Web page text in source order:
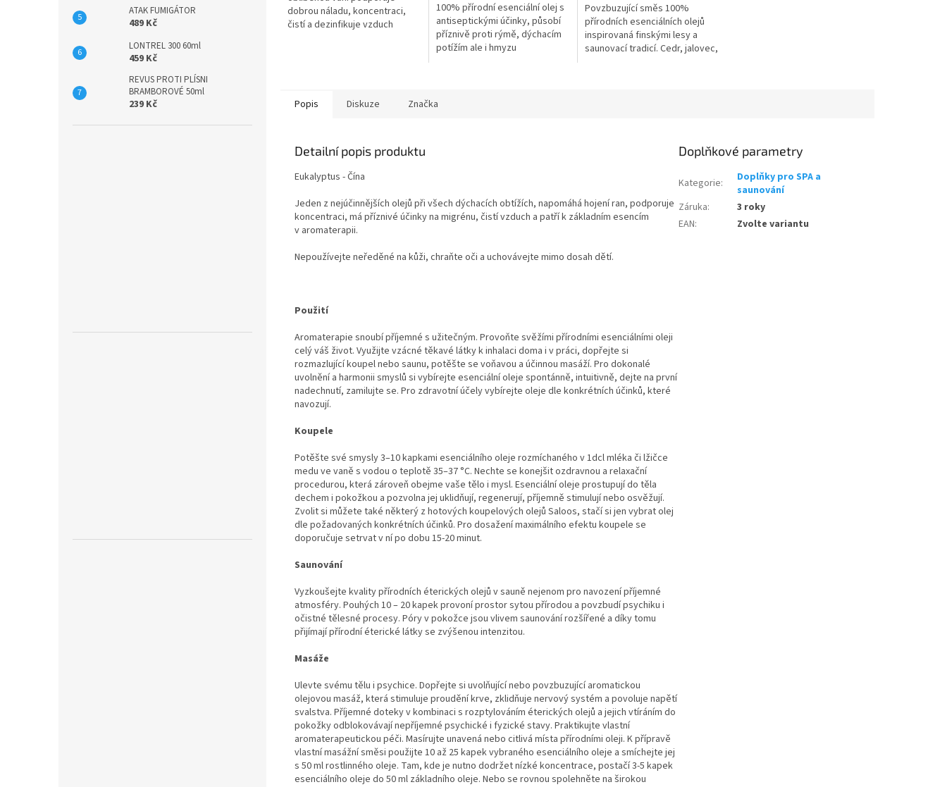
ATAK FUMIGÁTOR
489 Kč
LONTREL 300 60ml
459 Kč
REVUS PROTI PLÍSNI
BRAMBOROVÉ 50ml
239 Kč
dobrou náladu, koncentraci,
čistí a dezinfikuje vzduch
100% přírodní esenciální olej s
antiseptickými účinky, působí
příznivě proti rýmě, dýchacím
potížím ale i hmyzu
Povzbuzující směs 100%
přírodních esenciálních olejů
inspirovaná finskými lesy a
saunovací tradicí. Cedr, jalovec,
Popis Diskuze Značka
Detailní popis produktu
Eukalyptus - Čína
Jeden z nejúčinnějších olejů při všech dýchacích obtížích, napomáhá hojení ran, podporuje
koncentraci, má příznivé účinky na migrénu, čistí vzduch a patří k základním esencím
v aromaterapii.
Nepoužívejte neředěné na kůži, chraňte oči a uchovávejte mimo dosah dětí.
Použití
Aromaterapie snoubí příjemné s užitečným. Provoňte svěžími přírodními esenciálními oleji
celý váš život. Využijte vzácné těkavé látky k inhalaci doma i v práci, dopřejte si
rozmazlující koupel nebo saunu, potěšte se voňavou a účinnou masáží. Pro dokonalé
uvolnění a harmonii smyslů si vybírejte esenciální oleje spontánně, intuitivně, dejte na první
nadechnutí, zamilujte se. Pro zdravotní účely vybírejte oleje dle konkrétních účinků, které
navozují.
Koupele
Potěšte své smysly 3–10 kapkami esenciálního oleje rozmíchaného v 1dcl mléka či lžičce
medu ve vaně s vodou o teplotě 35–37 °C. Nechte se konejšit ozdravnou a relaxační
procedurou, která zároveň obejme vaše tělo i mysl. Esenciální oleje prostupují do těla
dechem i pokožkou a pozvolna jej uklidňují, regenerují, příjemně stimulují nebo osvěžují.
Zvolit si můžete také některý z hotových koupelových olejů Saloos, stačí si jen vybrat olej
dle požadovaných konkrétních účinků. Pro dosažení maximálního efektu koupele se
doporučuje setrvat v ní po dobu 15-20 minut.
Saunování
Vyzkoušejte kvality přírodních éterických olejů v sauně nejenom pro navození příjemné
atmosféry. Pouhých 10 – 20 kapek provoní prostor sytou přírodou a povzbudí psychiku i
očistné tělesné procesy. Póry v pokožce jsou vlivem saunování rozšířené a díky tomu
přijímají přírodní éterické látky se zvýšenou intenzitou.
Masáže
Ulevte svému tělu i psychice. Dopřejte si uvolňující nebo povzbuzující aromatickou
olejovou masáž, která stimuluje proudění krve, zklidňuje nervový systém a povoluje napětí
svalstva. Příjemné doteky v kombinaci s rozptylováním éterických olejů a jejich vtíráním do
pokožky odblokovávají nepříjemné psychické i fyzické stavy. Praktikujte vlastní
aromaterapeutickou péči. Masírujte unavená nebo citlivá místa přírodními oleji. K přípravě
vlastní masážní směsi použijte 10 až 25 kapek vybraného esenciálního oleje a smíchejte jej
s 50 ml rostlinného oleje. Tam, kde je nutno dodržet nízké koncentrace, postačí 3-5 kapek
esenciálního oleje do 50 ml základního oleje. Nebo se rovnou spolehněte na širokou
Doplňkové parametry
Kategorie:
Doplňky pro SPA a
saunování
Záruka:
3 roky
EAN: Zvolte variantu